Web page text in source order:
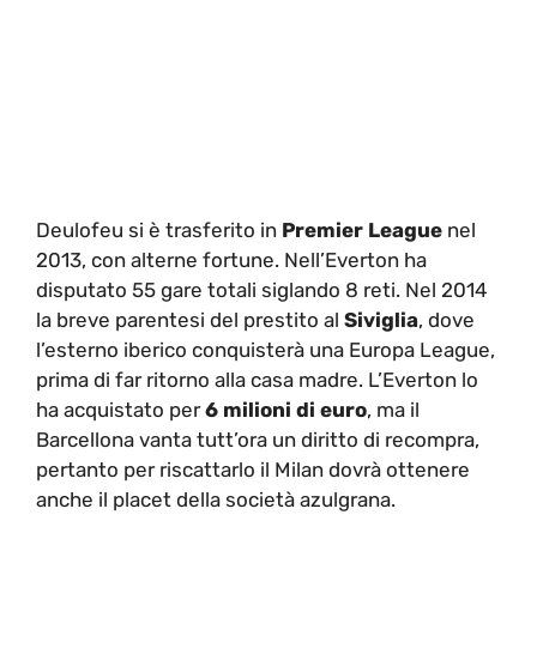
Deulofeu si è trasferito in Premier League nel
2013, con alterne fortune. Nell’Everton ha
disputato 55 gare totali siglando 8 reti. Nel 2014
la breve parentesi del prestito al Siviglia, dove
l’esterno iberico conquisterà una Europa League,
prima di far ritorno alla casa madre. L’Everton lo
ha acquistato per6 milioni di euro, ma il
Barcellona vanta tutt’ora un diritto di recompra,
pertanto per riscattarlo il Milan dovrà ottenere
anche il placet della società azulgrana.